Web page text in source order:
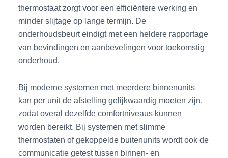
thermostaat zorgt voor een efficiëntere werking en
minder slijtage op lange termijn. De
onderhoudsbeurt eindigt met een heldere rapportage
van bevindingen en aanbevelingen voor toekomstig
onderhoud.
Bij moderne systemen met meerdere binnenunits
kan per unit de afstelling gelijkwaardig moeten zijn,
zodat overal dezelfde comfortniveaus kunnen
worden bereikt. Bij systemen met slimme
thermostaten of gekoppelde buitenunits wordt ook de
communicatie getest tussen binnen- en